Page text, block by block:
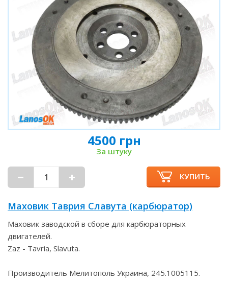
4500 грн
За штуку
КУПИТЬ
Маховик Таврия Славута (карбюратор)
Маховик заводской в сборе для карбюраторных
двигателей.
Zaz - Tavria, Slavuta.
Производитель Мелитополь Украина, 245.1005115.